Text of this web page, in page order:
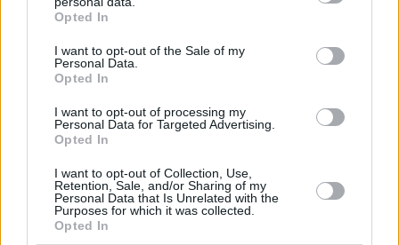
grant or deny consent to Google and its third-party tags to
use your data for below specified purposes in below Google
consent section.
Opted In
I want to opt-out of the Sale of my
Personal Data.
Opted In
I want to opt-out of processing my
Personal Data for Targeted Advertising.
Opted In
I want to opt-out of Collection, Use,
Retention, Sale, and/or Sharing of my
Personal Data that Is Unrelated with the
Purposes for which it was collected.
Opted In
marketing gastronómico y diseño te
acompañaran en el proceso.
Por eso hemos diseñado un sistema capaz de
ayudar a tu negocio a adaptarse a las
circunstancias actuales que nuestro país está
que pueden ayudarte a aminorar las cargas de
trabajo en tu negocio o empresa para que
puedas ofrecer a tus clientes la seguridad y el